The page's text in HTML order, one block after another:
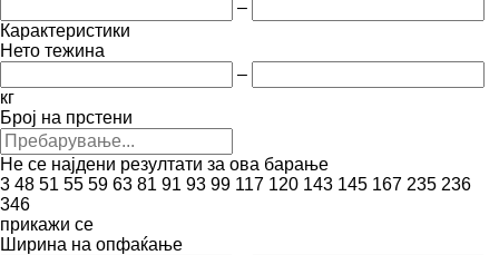
–
Карактеристики
Нето тежина
–
кг
Број на прстени
Не се најдени резултати за ова барање
3 48 51 55 59 63 81 91 93 99 117 120 143 145 167 235 236
346
прикажи се
Ширина на опфаќање